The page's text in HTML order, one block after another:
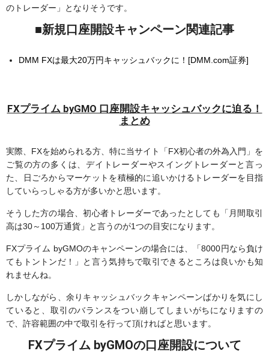
のトレーダー」となりそうです。
■新規口座開設キャンペーン関連記事
DMM FXは最大20万円キャッシュバックに！[DMM.com証券]
FXプライム byGMO 口座開設キャッシュバックに迫る！
まとめ
実際、FXを始められる方、特に当サイト「FX初心者の外為入門」を
ご覧の方の多くは、デイトレーダーやスイングトレーダーと言っ
た、日ごろからマーケットを積極的に追いかけるトレーダーを目指
していらっしゃる方が多いかと思います。
そうした方の場合、初心者トレーダーであったとしても「月間取引
高は30～100万通貨」と言うのが1つの目安になります。
FXプライム byGMOのキャンペーンの場合には、「8000円なら負け
てもトントンだ！」と言う気持ちで取引できるところは良いかも知
れませんね。
しかしながら、余りキャッシュバックキャンペーンばかりを気にし
ていると、取引のバランスをつい崩してしまいがちになりますの
で、許容範囲の中で取引を行って頂ければと思います。
FXプライム byGMOの口座開設について